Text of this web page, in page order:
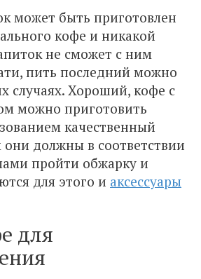
может быть приготовлен
кофе и никакой
не сможет с ним
пить последний можно
случаях. Хороший, кофе с
можно приготовить
качественный
должны в соответствии
пройти обжарку и
для этого и аксессуары
для